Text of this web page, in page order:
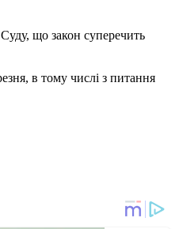
що закон суперечить
в тому числі з питання